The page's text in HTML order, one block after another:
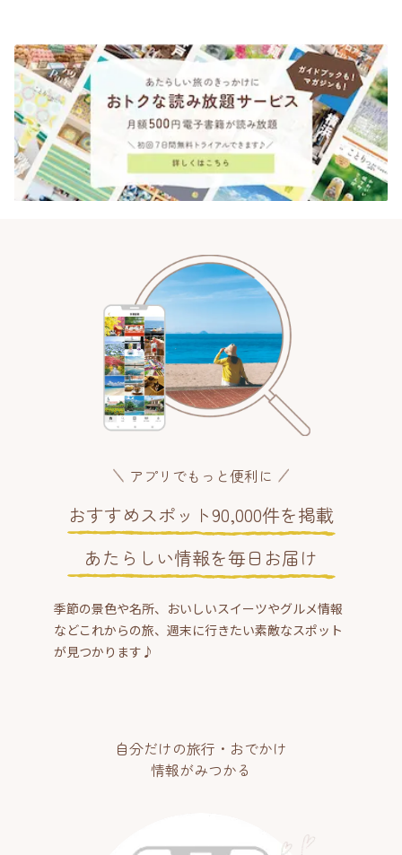
アプリでもっと便利に
おすすめスポット90,000件を掲載
あたらしい情報を毎日お届け
季節の景色や名所、おいしいスイーツやグルメ情報
などこれからの旅、週末に行きたい素敵なスポット
が見つかります♪
自分だけの旅行・おでかけ
情報がみつかる